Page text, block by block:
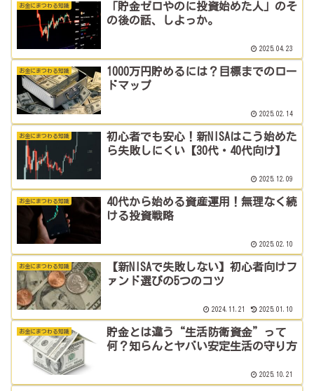
お金にまつわる知識
「貯金ゼロやのに投資始めた人」のそ
の後の話、しよっか。
2025.04.23
お金にまつわる知識
1000万円貯めるには？目標までのロー
ドマップ
2025.02.14
お金にまつわる知識
初心者でも安心！新NISAはこう始めた
ら失敗しにくい【30代・40代向け】
2025.12.09
お金にまつわる知識
40代から始める資産運用！無理なく続
ける投資戦略
2025.02.10
お金にまつわる知識
【新NISAで失敗しない】初心者向けフ
ァンド選びの5つのコツ
2024.11.21 2025.01.10
お金にまつわる知識
貯金とは違う“生活防衛資金”って
何？知らんとヤバい安定生活の守り方
2025.10.21